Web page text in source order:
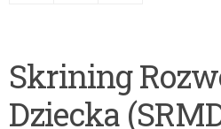
Skrining
Dziecka
kurs
Akademii
Prezesa
Rady